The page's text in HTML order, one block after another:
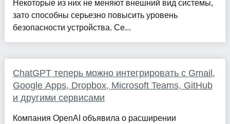
Некоторые из них не меняют внешний вид системы,
зато способны серьезно повысить уровень
безопасности устройства. Се...
ChatGPT теперь можно интегрировать с Gmail,
Google Apps, Dropbox, Microsoft Teams, GitHub
и другими сервисами
Компания OpenAI объявила о расширении